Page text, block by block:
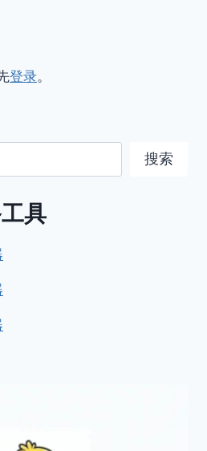
登录。
搜索
具